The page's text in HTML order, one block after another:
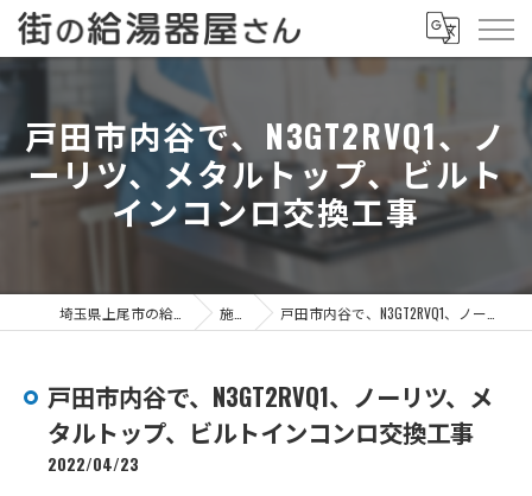
戸田市内谷で、N3GT2RVQ1、ノ
ーリツ、メタルトップ、ビルト
インコンロ交換工事
施工事例 戸田市内谷で、N3GT2RVQ1、ノーリツ、メタルトップ、ビルトインコンロ交換工事
戸田市内谷で、N3GT2RVQ1、ノーリツ、メ
タルトップ、ビルトインコンロ交換工事
2022/04/23